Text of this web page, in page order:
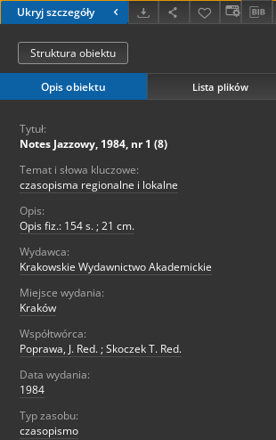
Ukryj szczegóły
Struktura obiektu
Opis obiektu Lista plików
Tytuł:
Notes Jazzowy, 1984, nr 1 (8)
Temat i słowa kluczowe:
czasopisma regionalne i lokalne
Opis:
Opis fiz.: 154 s. ; 21 cm.
Wydawca:
Krakowskie Wydawnictwo Akademickie
Miejsce wydania:
Kraków
Współtwórca:
Poprawa, J. Red. ; Skoczek T. Red.
Data wydania:
1984
Typ zasobu:
czasopismo